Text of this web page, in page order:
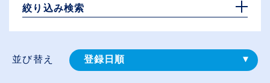
絞り込み検索
並び替え 登録⽇順